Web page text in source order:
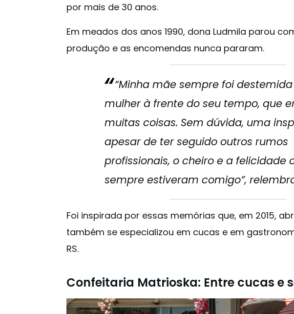
por mais de 30 anos.
Em meados dos anos 1990, dona Ludmila parou
produção e as encomendas nunca pararam.
“Minha mãe sempre foi
mulher à frente do seu tempo, que
muitas coisas. Sem dúvida, uma
apesar de ter seguido outros rumos
profissionais, o cheiro e a felicidade
sempre estiveram comigo”,
Foi inspirada por essas memórias que, em 2015,
também se especializou em cucas e em
RS.
Confeitaria Matrioska: Entre cucas e